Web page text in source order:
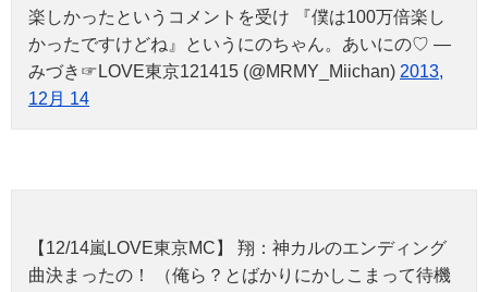
楽しかったというコメントを受け 『僕は100万倍楽し
かったですけどね』というにのちゃん。あいにの♡ —
みづき☞LOVE東京121415 (@MRMY_Miichan) 2013,
12月 14
【12/14嵐LOVE東京MC】 翔：神カルのエンディング
曲決まったの！ （俺ら？とばかりにかしこまって待機